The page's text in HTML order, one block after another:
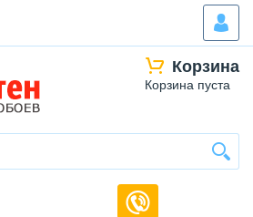
Корзина
Корзина пуста